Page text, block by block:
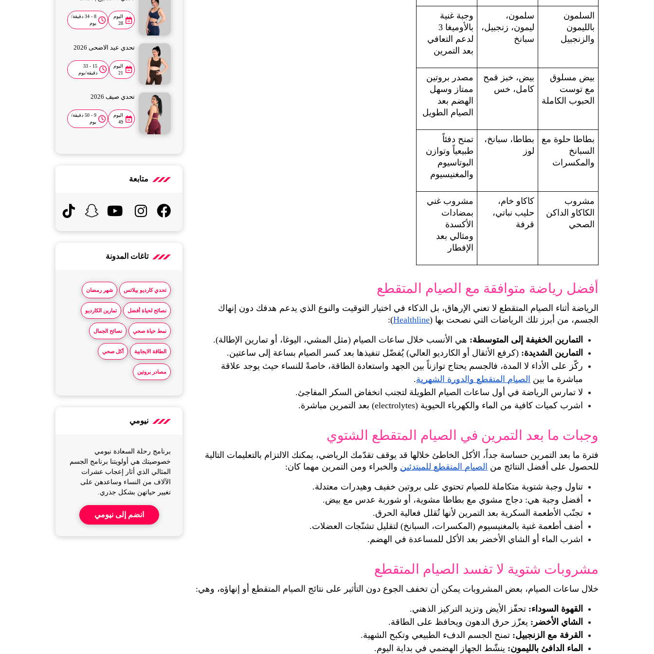
والزنجبيل
سبانخ
بعد التمرين
الحبوب الكاملة
كامل، خس
الصيام الطويل
والمكسرات
لوز
والمغنيسيوم
الصحي
قرفة
الإفطار
أفضل رياضة متوافقة مع الصيام المتقطع
الجسم، من أبرز تلك الرياضات التي نصحت بها (Healthline
):
التمارين الخفيفة إلى المتوسطة: هي الأنسب خلال ساعات الصيام (مثل المشي، اليوغا، أو تمارين الإطالة).
التمارين الشديدة: (كرفع الأثقال أو الكارديو العالي) يُفضّل تنفيذها بعد كسر الصيام بساعة إلى ساعتين.
مباشرة ما بين الصيام المتقطع والدورة الشهرية.
لا تمارس الرياضة في أول ساعات الصيام الطويلة لتجنب انخفاض السكر المفاجئ.
اشرب كميات كافية من الماء والكهرباء الحيوية (electrolytes) بعد التمرين مباشرة.
وجبات ما بعد التمرين في الصيام المتقطع الشتوي
للحصول على أفضل النتائج من الصيام المتقطع للمبتدئين والخبراء ومن التمرين مهما كان:
تناول وجبة شتوية متكاملة للصيام تحتوي على بروتين خفيف وهيدرات معتدلة.
أفضل وجبة هي: دجاج مشوي مع بطاطا مشوية، أو شوربة عدس مع بيض.
تجنّب الأطعمة السكرية بعد التمرين لأنها تُقلل فعالية الحرق.
أضف أطعمة غنية بالمغنيسيوم (المكسرات، السبانخ) لتقليل تشنّجات العضلات.
اشرب الماء أو الشاي الأخضر بعد الأكل للمساعدة في الهضم.
مشروبات شتوية لا تفسد الصيام المتقطع
خلال ساعات الصيام، بعض المشروبات يمكن أن تخفف الجوع دون التأثير على نتائج الصيام المتقطع أو إنهاؤه، وهي:
القهوة السوداء: تحفّز الأيض وتزيد التركيز الذهني.
الشاي الأخضر: يعزّز حرق الدهون ويحافظ على الطاقة.
القرفة مع الزنجبيل: تمنح الجسم الدفء الطبيعي وتكبح الشهية.
الماء الدافئ بالليمون: ينشّط الجهاز الهضمي في بداية اليوم.
اليوم
28
8 - 34 دقيقة/
يوم
تحدي عيد الاضحى 2026
اليوم
21
15 - 33
دقيقة/يوم
تحدي صيف 2026
اليوم
49
9 - 50 دقيقة/
يوم
متابعة
تاغات المدونة
تحدي كارديو بيلاتس شهر رمضان
نصائح لحياة أفضل تمارين الكارديو
نمط حياة صحي نصائح الجمال
الطاقة الايجابية أكل صحي
مصادر بروتين
نيومي
برنامج رحلة السعادة نيومي
خصوصيتك هي أولويتنا برنامج الجسم
المثالي الذي أثار إعجاب عشرات
الآلاف من النساء وساعدهن على
تغيير حياتهن بشكل جذري.
انضم إلى نيومي